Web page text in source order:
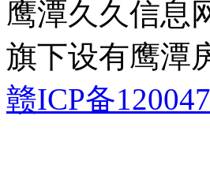
鹰潭久久信息
旗下设有鹰潭
赣ICP备